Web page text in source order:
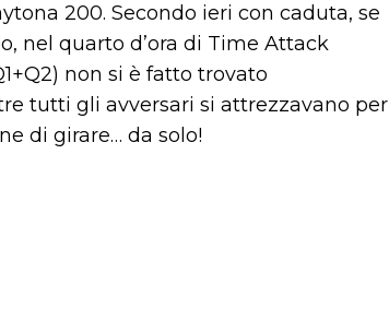
200. Secondo ieri con caduta, se
nel quarto d’ora di Time Attack
non si è fatto trovato
tutti gli avversari si attrezzavano per
di girare… da solo!